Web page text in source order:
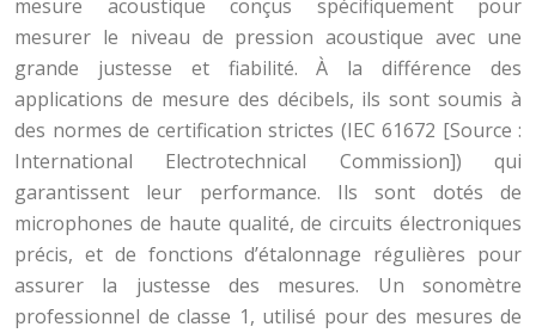
mesure acoustique conçus spécifiquement pour
mesurer le niveau de pression acoustique avec une
grande justesse et fiabilité. À la différence des
applications de mesure des décibels, ils sont soumis à
des normes de certification strictes (IEC 61672 [Source :
International Electrotechnical Commission]) qui
garantissent leur performance. Ils sont dotés de
microphones de haute qualité, de circuits électroniques
précis, et de fonctions d’étalonnage régulières pour
assurer la justesse des mesures. Un sonomètre
professionnel de classe 1, utilisé pour des mesures de